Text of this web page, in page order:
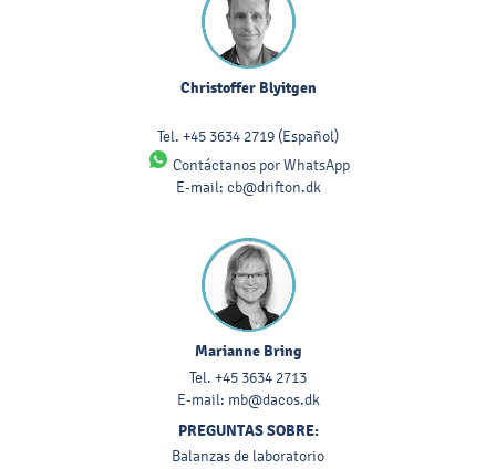
Christoffer Blyitgen
Tel. +45 3634 2719 (Español)
Contáctanos por WhatsApp
E-mail: cb@drifton.dk
Marianne Bring
Tel. +45 3634 2713
E-mail: mb@dacos.dk
PREGUNTAS SOBRE:
Balanzas de laboratorio